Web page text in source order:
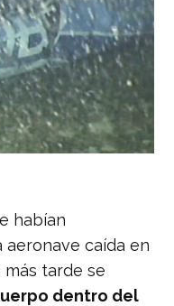
habían
caída en
más tarde se
dentro del